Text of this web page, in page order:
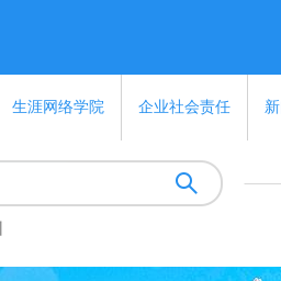
生涯网络学院 企业社会责任